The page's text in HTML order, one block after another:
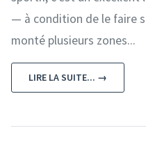
— à condition de le faire
monté plusieurs zones...
LIRE LA SUITE... →